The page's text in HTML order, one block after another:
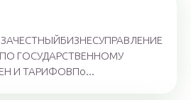
ЗАЧЕСТНЫЙБИЗНЕСУПРАВЛЕНИЕ
ГОСУДАРСТВЕННОМУ
И ТАРИФОВПо...